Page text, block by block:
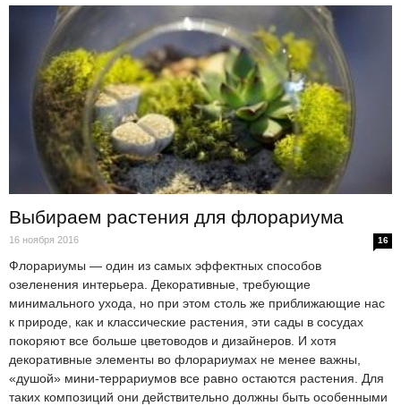
Выбираем растения для флорариума
16 ноября 2016 16
Флорариумы — один из самых эффектных способов
озеленения интерьера. Декоративные, требующие
минимального ухода, но при этом столь же приближающие нас
к природе, как и классические растения, эти сады в сосудах
покоряют все больше цветоводов и дизайнеров. И хотя
декоративные элементы во флорариумах не менее важны,
«душой» мини-террариумов все равно остаются растения. Для
таких композиций они действительно должны быть особенными